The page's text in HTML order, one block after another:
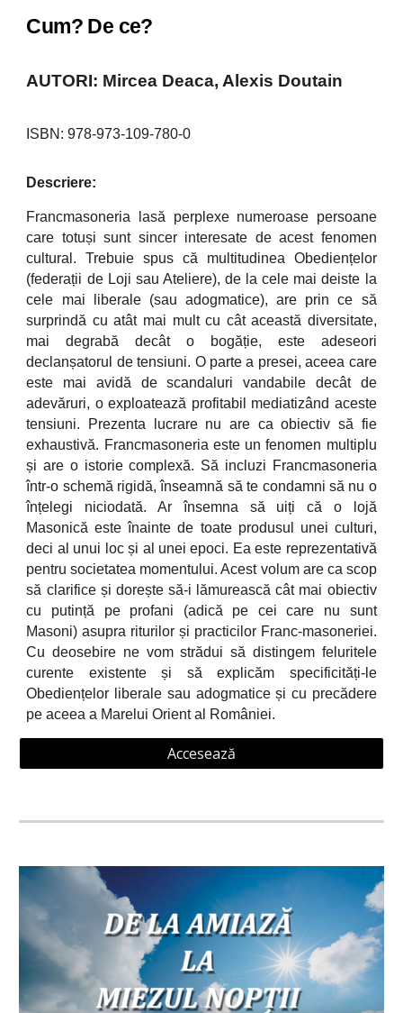
Cum? De ce?
AUTORI: Mircea Deaca, Alexis Doutain
ISBN: 978-973-109-780-0
Descriere:
Francmasoneria lasă perplexe numeroase persoane
care totuși sunt sincer interesate de acest fenomen
cultural. Trebuie spus că multitudinea Obediențelor
(federații de Loji sau Ateliere), de la cele mai deiste la
cele mai liberale (sau adogmatice), are prin ce să
surprindă cu atât mai mult cu cât această diversitate,
mai degrabă decât o bogăție, este adeseori
declanșatorul de tensiuni. O parte a presei, aceea care
este mai avidă de scandaluri vandabile decât de
adevăruri, o exploatează profitabil mediatizând aceste
tensiuni. Prezenta lucrare nu are ca obiectiv să fie
exhaustivă. Francmasoneria este un fenomen multiplu
și are o istorie complexă. Să incluzi Francmasoneria
într-o schemă rigidă, înseamnă să te condamni să nu o
înțelegi niciodată. Ar însemna să uiți că o lojă
Masonică este înainte de toate produsul unei culturi,
deci al unui loc și al unei epoci. Ea este reprezentativă
pentru societatea momentului. Acest volum are ca scop
să clarifice și dorește să-i lămurească cât mai obiectiv
cu putință pe profani (adică pe cei care nu sunt
Masoni) asupra riturilor și practicilor Franc-masoneriei.
Cu deosebire ne vom strădui să distingem feluritele
curente existente și să explicăm specificități-le
Obediențelor liberale sau adogmatice și cu precădere
pe aceea a Marelui Orient al României.
Accesează